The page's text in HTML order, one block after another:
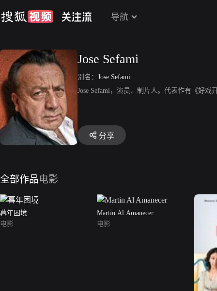
导航
Jose Sefami
别名： Jose Sefami
Jose Sefami，演员、制片人。代表作有《好戏
分享
全部作品电影
暮年困境
电影
Martin Al Amanecer
电影